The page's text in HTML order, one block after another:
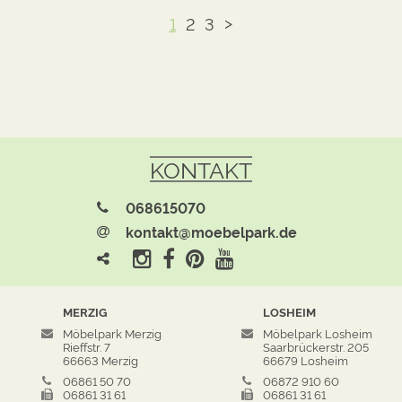
1 2 3 >
KONTAKT
068615070
kontakt@moebelpark.de
MERZIG
Möbelpark Merzig
Rieffstr. 7
66663 Merzig
06861 50 70
06861 31 61
LOSHEIM
Möbelpark Losheim
Saarbrückerstr. 205
66679 Losheim
06872 910 60
06861 31 61